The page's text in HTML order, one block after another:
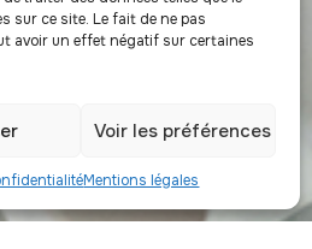
sur ce site. Le fait de ne pas
avoir un effet négatif sur certaines
Voir les préférences
Mentions légales